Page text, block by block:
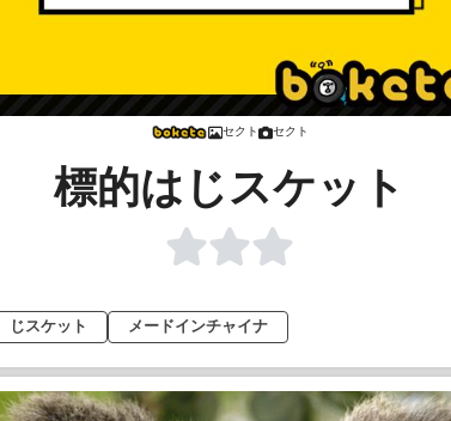
セクト セクト
標的はじスケット
じスケット メードインチャイナ